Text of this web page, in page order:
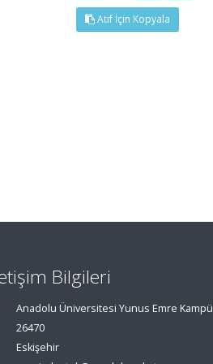
Atıf İçin Kopyala
Bilgileri
Anadolu Üniversitesi Yunus Emre
26470
Eskişehir